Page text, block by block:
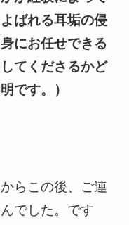
ばれる耳垢の侵
にお任せできる
てくださるかど
です。）
らこの後、ご連
でした。 です